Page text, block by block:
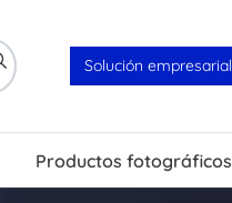
Solución empresarial
Productos fotográficos